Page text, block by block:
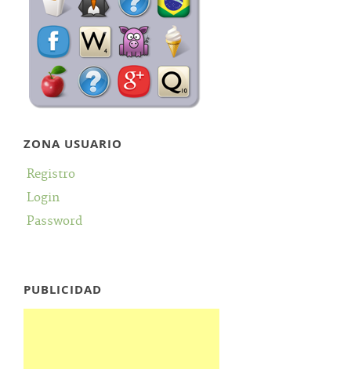
ZONA USUARIO
Registro
Login
Password
PUBLICIDAD